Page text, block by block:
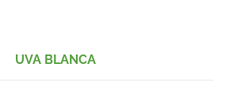
UVA BLANCA